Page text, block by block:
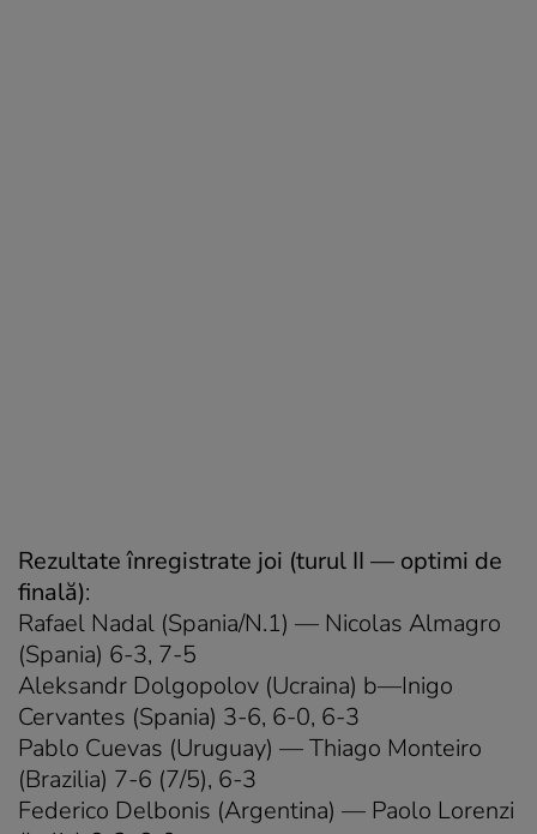
Rezultate înregistrate joi (turul II — optimi de
finală):
Rafael Nadal (Spania/N.1) — Nicolas Almagro
(Spania) 6-3, 7-5
Aleksandr Dolgopolov (Ucraina) b—Inigo
Cervantes (Spania) 3-6, 6-0, 6-3
Pablo Cuevas (Uruguay) — Thiago Monteiro
(Brazilia) 7-6 (7/5), 6-3
Federico Delbonis (Argentina) — Paolo Lorenzi